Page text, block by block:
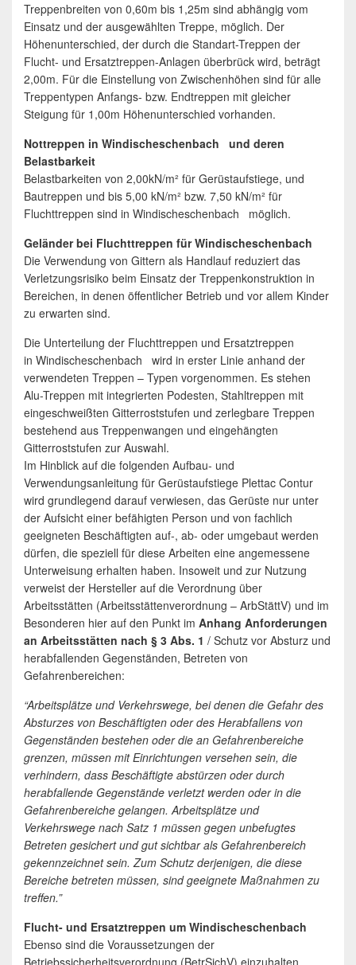
Treppenbreiten von 0,60m bis 1,25m sind abhängig vom
Einsatz und der ausgewählten Treppe, möglich. Der
Höhenunterschied, der durch die Standart-Treppen der
Flucht- und Ersatztreppen-Anlagen überbrück wird, beträgt
2,00m. Für die Einstellung von Zwischenhöhen sind für alle
Treppentypen Anfangs- bzw. Endtreppen mit gleicher
Steigung für 1,00m Höhenunterschied vorhanden.
Nottreppen in Windischeschenbach und deren
Belastbarkeit
Belastbarkeiten von 2,00kN/m² für Gerüstaufstiege, und
Bautreppen und bis 5,00 kN/m² bzw. 7,50 kN/m² für
Fluchttreppen sind in Windischeschenbach möglich.
Geländer bei Fluchttreppen für Windischeschenbach
Die Verwendung von Gittern als Handlauf reduziert das
Verletzungsrisiko beim Einsatz der Treppenkonstruktion in
Bereichen, in denen öffentlicher Betrieb und vor allem Kinder
zu erwarten sind.
Die Unterteilung der Fluchttreppen und Ersatztreppen
in Windischeschenbach wird in erster Linie anhand der
verwendeten Treppen – Typen vorgenommen. Es stehen
Alu-Treppen mit integrierten Podesten, Stahltreppen mit
eingeschweißten Gitterroststufen und zerlegbare Treppen
bestehend aus Treppenwangen und eingehängten
Gitterroststufen zur Auswahl.
Im Hinblick auf die folgenden Aufbau- und
Verwendungsanleitung für Gerüstaufstiege Plettac Contur
wird grundlegend darauf verwiesen, das Gerüste nur unter
der Aufsicht einer befähigten Person und von fachlich
geeigneten Beschäftigten auf-, ab- oder umgebaut werden
dürfen, die speziell für diese Arbeiten eine angemessene
Unterweisung erhalten haben. Insoweit und zur Nutzung
verweist der Hersteller auf die Verordnung über
Arbeitsstätten (Arbeitsstättenverordnung – ArbStättV) und im
Besonderen hier auf den Punkt im Anhang Anforderungen
an Arbeitsstätten nach § 3 Abs. 1 / Schutz vor Absturz und
herabfallenden Gegenständen, Betreten von
Gefahrenbereichen:
“Arbeitsplätze und Verkehrswege, bei denen die Gefahr des
Absturzes von Beschäftigten oder des Herabfallens von
Gegenständen bestehen oder die an Gefahrenbereiche
grenzen, müssen mit Einrichtungen versehen sein, die
verhindern, dass Beschäftigte abstürzen oder durch
herabfallende Gegenstände verletzt werden oder in die
Gefahrenbereiche gelangen. Arbeitsplätze und
Verkehrswege nach Satz 1 müssen gegen unbefugtes
Betreten gesichert und gut sichtbar als Gefahrenbereich
gekennzeichnet sein. Zum Schutz derjenigen, die diese
Bereiche betreten müssen, sind geeignete Maßnahmen zu
treffen.”
Flucht- und Ersatztreppen um Windischeschenbach
Ebenso sind die Voraussetzungen der